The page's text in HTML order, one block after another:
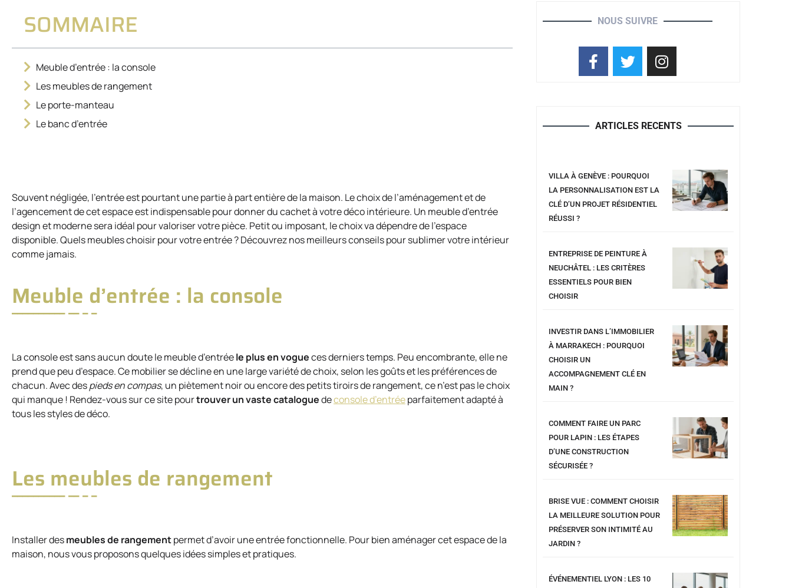
SOMMAIRE
Meuble d’entrée : la console
Les meubles de rangement
Le porte-manteau
Le banc d’entrée
Souvent négligée, l’entrée est pourtant une partie à part entière de la maison. Le choix de l’aménagement et de
l’agencement de cet espace est indispensable pour donner du cachet à votre déco intérieure. Un meuble d’entrée
design et moderne sera idéal pour valoriser votre pièce. Petit ou imposant, le choix va dépendre de l’espace
disponible. Quels meubles choisir pour votre entrée ? Découvrez nos meilleurs conseils pour sublimer votre intérieur
comme jamais.
Meuble d’entrée : la console
La console est sans aucun doute le meuble d’entréele plus en vogueces derniers temps. Peu encombrante, elle ne
prend que peu d’espace. Ce mobilier se décline en une large variété de choix, selon les goûts et les préférences de
chacun. Avec despieds en compas, un piètement noir ou encore des petits tiroirs de rangement, ce n’est pas le choix
qui manque ! Rendez-vous sur ce site pourtrouver un vaste cataloguedeconsole d’entréeparfaitement adapté à
tous les styles de déco.
Les meubles de rangement
Installer desmeubles de rangementpermet d’avoir une entrée fonctionnelle. Pour bien aménager cet espace de la
maison, nous vous proposons quelques idées simples et pratiques.
NOUS SUIVRE
ARTICLES RECENTS
VILLA À GENÈVE : POURQUOI
LA PERSONNALISATION EST LA
CLÉ D’UN PROJET RÉSIDENTIEL
RÉUSSI ?
ENTREPRISE DE PEINTURE À
NEUCHÂTEL : LES CRITÈRES
ESSENTIELS POUR BIEN
CHOISIR
INVESTIR DANS L’IMMOBILIER
À MARRAKECH : POURQUOI
CHOISIR UN
ACCOMPAGNEMENT CLÉ EN
MAIN ?
COMMENT FAIRE UN PARC
POUR LAPIN : LES ÉTAPES
D’UNE CONSTRUCTION
SÉCURISÉE ?
BRISE VUE : COMMENT CHOISIR
LA MEILLEURE SOLUTION POUR
PRÉSERVER SON INTIMITÉ AU
JARDIN ?
ÉVÉNEMENTIEL LYON : LES 10